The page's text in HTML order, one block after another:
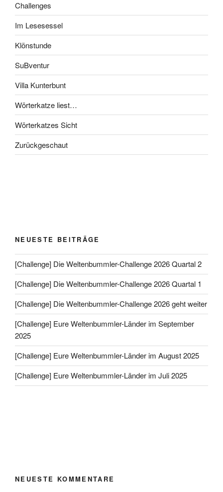
Challenges
Im Lesesessel
Klönstunde
SuBventur
Villa Kunterbunt
Wörterkatze liest…
Wörterkatzes Sicht
Zurückgeschaut
NEUESTE BEITRÄGE
[Challenge] Die Weltenbummler-Challenge 2026 Quartal 2
[Challenge] Die Weltenbummler-Challenge 2026 Quartal 1
[Challenge] Die Weltenbummler-Challenge 2026 geht weiter
[Challenge] Eure Weltenbummler-Länder im September
2025
[Challenge] Eure Weltenbummler-Länder im August 2025
[Challenge] Eure Weltenbummler-Länder im Juli 2025
NEUESTE KOMMENTARE